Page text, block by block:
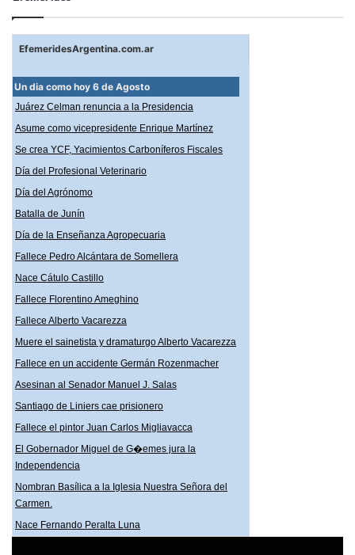
EfemeridesArgentina.com.ar
Un dia como hoy 6 de Agosto
Juárez Celman renuncia a la Presidencia
Asume como vicepresidente Enrique Martínez
Se crea YCF, Yacimientos Carboníferos Fiscales
Día del Profesional Veterinario
Día del Agrónomo
Batalla de Junín
Día de la Enseñanza Agropecuaria
Fallece Pedro Alcántara de Somellera
Nace Cátulo Castillo
Fallece Florentino Ameghino
Fallece Alberto Vacarezza
Muere el sainetista y dramaturgo Alberto Vacarezza
Fallece en un accidente Germán Rozenmacher
Asesinan al Senador Manuel J. Salas
Santiago de Liniers cae prisionero
Fallece el pintor Juan Carlos Migliavacca
El Gobernador Miguel de G�emes jura la
Independencia
Nombran Basílica a la Iglesia Nuestra Señora del
Carmen.
Nace Fernando Peralta Luna